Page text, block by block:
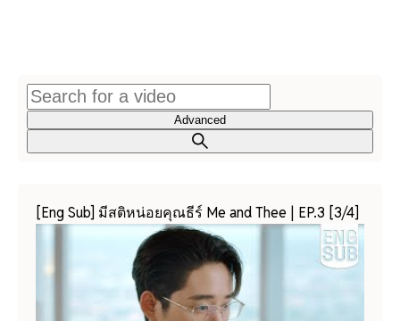
Advanced
[Eng Sub] มีสติหน่อยคุณธีร์ Me and Thee | EP.3 [3/4]